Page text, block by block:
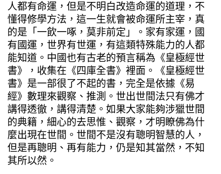
人都有命運，但是不明白改造命運的道理，不
懂得修學方法，這一生就會被命運所主宰，真
的是「一飲一啄，莫非前定」。家有家運，國
有國運，世界有世運，有這類特殊能力的人都
能知道。中國也有古老的預言稱為《皇極經世
書》，收集在《四庫全書》裡面。《皇極經世
書》是一部很了不起的書，完全是依據《易
經》數理來觀察、推測。世出世間法只有佛才
講得透徹，講得清楚。如果大家能夠涉獵世間
的典籍，細心的去思惟、觀察，才明瞭佛為什
麼出現在世間。世間不是沒有聰明智慧的人，
但是再聰明、再有能力，仍是知其當然，不知
其所以然。